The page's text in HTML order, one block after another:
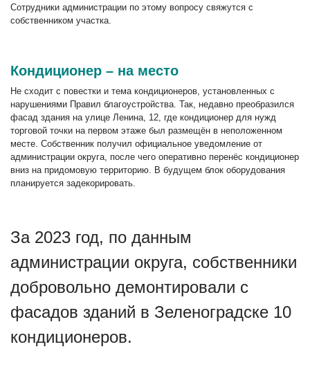
Сотрудники администрации по этому вопросу свяжутся с
собственником участка.
Кондиционер – на место
Не сходит с повестки и тема кондиционеров, установленных с
нарушениями Правил благоустройства. Так, недавно преобразился
фасад здания на улице Ленина, 12, где кондиционер для нужд
торговой точки на первом этаже был размещён в неположенном
месте. Собственник получил официальное уведомление от
администрации округа, после чего оперативно перенёс кондиционер
вниз на придомовую территорию. В будущем блок оборудования
планируется задекорировать.
За 2023 год, по данным
администрации округа, собственники
добровольно демонтировали с
фасадов зданий в Зеленоградске 10
кондиционеров.